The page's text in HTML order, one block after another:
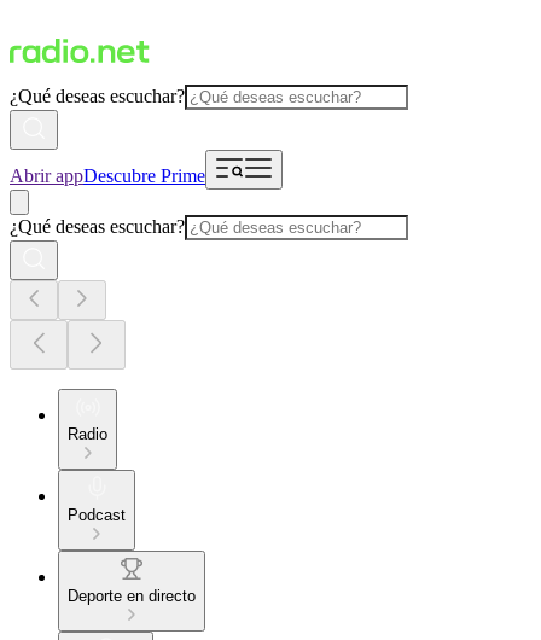
¿Qué deseas escuchar?
Abrir appDescubre Prime
¿Qué deseas escuchar?
Radio
Podcast
Deporte en directo